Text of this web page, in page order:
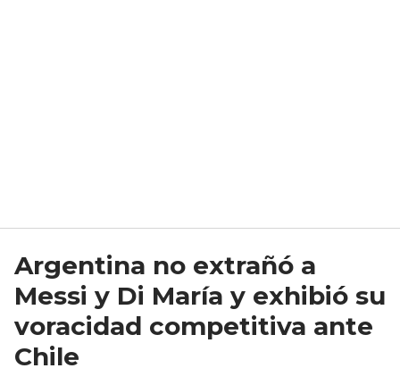
Argentina no extrañó a
Messi y Di María y exhibió su
voracidad competitiva ante
Chile